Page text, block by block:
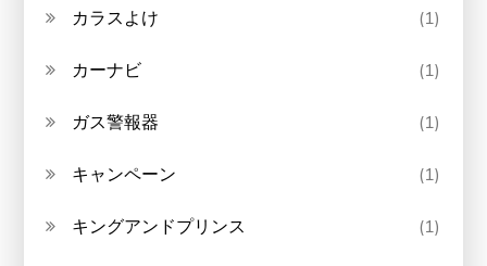
カラスよけ (1)
カーナビ (1)
ガス警報器 (1)
キャンペーン (1)
キングアンドプリンス (1)